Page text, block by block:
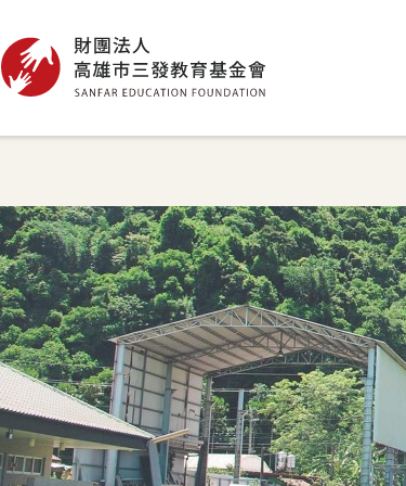
高雄市三發教育基金會